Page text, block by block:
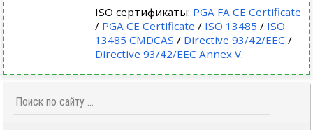
ISO сертификаты: PGA FA CE Certificate
/ PGA CE Certificate / ISO 13485 / ISO
13485 CMDCAS / Directive 93/42/EEC /
Directive 93/42/EEC Annex V.